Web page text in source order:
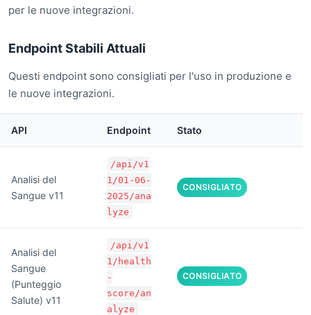
per le nuove integrazioni.
Endpoint Stabili Attuali
Questi endpoint sono consigliati per l'uso in produzione e
le nuove integrazioni.
API Endpoint Stato
Analisi del
Sangue v11
/api/v1
1/01-06-
2025/ana
lyze
CONSIGLIATO
Analisi del
Sangue
(Punteggio
Salute) v11
/api/v1
1/health
-
score/an
alyze
CONSIGLIATO